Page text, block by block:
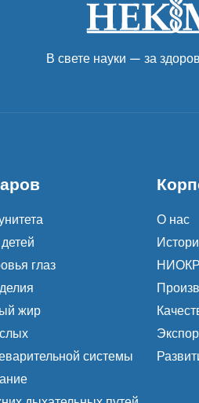
В свете науки — за
глаз
жир
системы
О нас
НИОКР